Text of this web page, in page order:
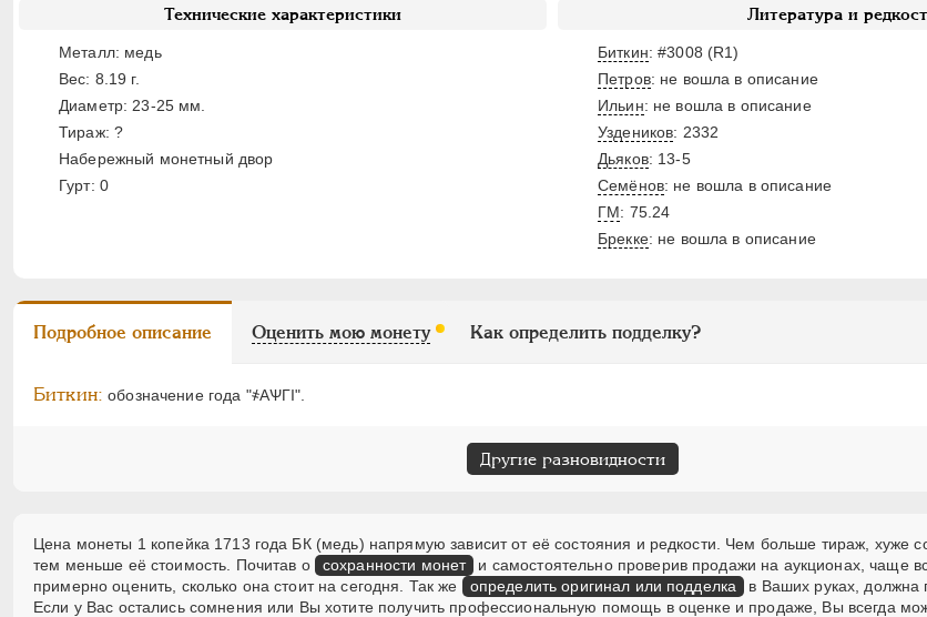
Технические характеристики
Металл: медь
Вес: 8.19 г.
Диаметр: 23-25 мм.
Тираж: ?
Набережный монетный двор
Гурт: 0
Литература и
Биткин: #3008 (R1)
Петров: не вошла в описание
Ильин: не вошла в описание
Уздеников: 2332
Дьяков: 13-5
Семёнов: не вошла в описание
ГМ: 75.24
Брекке: не вошла в описание
Подробное описание Оценить мою монету Как определить подделку?
Биткин: обозначение года "҂АѰГI".
Другие разновидности
Цена монеты 1 копейка 1713 года БК (медь) напрямую зависит от её состояния и редкости. Чем больше тираж, хуже
тем меньше её стоимость. Почитав о
сохранности монет
и самостоятельно проверив продажи на аукционах, чаще
примерно оценить, сколько она стоит на сегодня. Так же
определить оригинал или подделка
в Ваших руках, должна
Если у Вас остались сомнения или Вы хотите получить профессиональную помощь в оценке и продаже, Вы всегда